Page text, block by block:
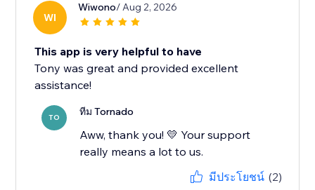
WI
Wiwono/ Aug 2, 2026
This app is very helpful to have
Tony was great and provided excellent
assistance!
TO ทีม Tornado
Aww, thank you! 💛 Your support
really means a lot to us.
มีประโยชน์ (2)